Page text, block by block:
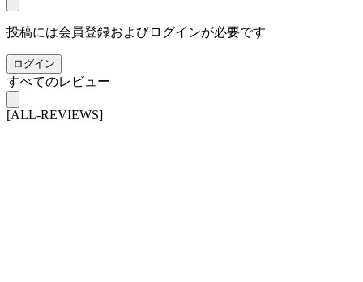
投稿には会員登録およびログインが必要です
ログイン
すべてのレビュー
[ALL-REVIEWS]